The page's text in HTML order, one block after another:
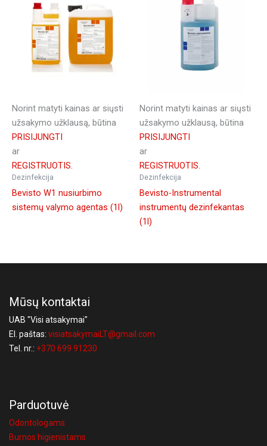
Norint matyti kainas ar siųsti
užsakymo užklausą, būtina
PRISIJUNGTI
ar
REGISTRUOTIS.
Dezinfekcija
Bevisto W1 nusiurbimo
sistemų valymo agentas (1l)
Norint matyti kainas ar siųsti
užsakymo užklausą, būtina
PRISIJUNGTI
ar
REGISTRUOTIS.
Dezinfekcija
Bevisto-Instrumental
instrumentų dezinfekantas
(1l)
Mūsų kontaktai
UAB "Visi atsakymai"
El. paštas: visiatsakymaiLT@gmail.com
Tel. nr.: +370 699 91230
Parduotuvė
Odontologams
Burnos higienistams